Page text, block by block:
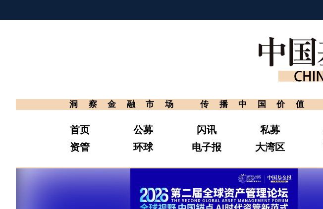
洞察金融市场 传播中国价值
首页
资管
公募
环球
闪讯
电子报
私募
大湾区